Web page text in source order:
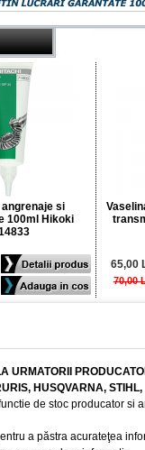
si
100ml Hikoki
65,00
70,00
URMATORII
HUSQVARNA,
de stoc producator si
a păstra acurateţea